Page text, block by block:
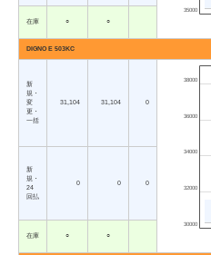
35000
在庫 ○ ○
DIGNO E 503KC
新
規・
変
更・
一括
31,104 31,104 0
30000
32000
34000
36000
38000
新
規・
24
回払
0 0 0
在庫 ○ ○